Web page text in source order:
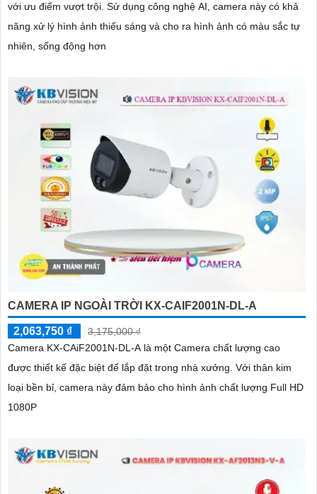
với ưu điểm vượt trội. Sử dụng công nghệ AI, camera này có khả
năng xử lý hình ảnh thiếu sáng và cho ra hình ảnh có màu sắc tự
nhiên, sống động hơn
CAMERA IP NGOÀI TRỜI KX-CAIF2001N-DL-A
2,063,750 ₫
3,175,000 ₫
Camera KX-CAiF2001N-DL-A là một Camera chất lượng cao
được thiết kế đặc biệt để lắp đặt trong nhà xưởng. Với thân kim
loại bền bỉ, camera này đảm bảo cho hình ảnh chất lượng Full HD
1080P